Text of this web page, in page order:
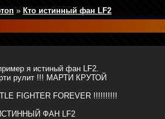
» Кто истинный фан LF2
я истиный фан LF2.
рулит !!! МАРТИ КРУТОЙ
FIGHTER FOREVER !!!!!!!!!!
ФАН LF2